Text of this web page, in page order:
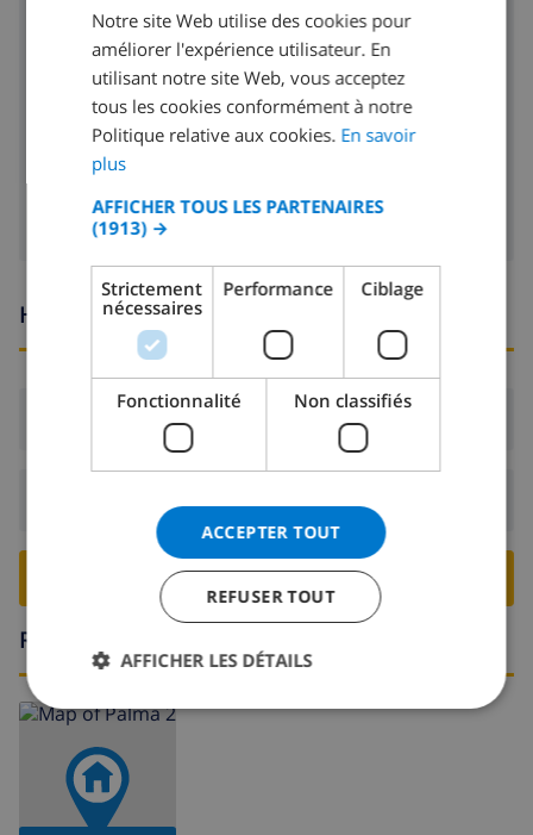
lecteur CD
radio-CD
lecteur DVD
Télévision satellite
Heures d'arrivée et de départ
Arrivée: De 16:00 avant 21:00
Départ:Avant: 10:00
RESERVER CETTE VILLA ›
Région
DUTCH
SPANISH
GERMAN
DANISH
Notre site Web utilise des cookies pour
améliorer l'expérience utilisateur. En
utilisant notre site Web, vous acceptez
tous les cookies conformément à notre
Politique relative aux cookies. En savoir
plus
AFFICHER TOUS LES PARTENAIRES
(1913) →
Strictement
nécessaires
Performance Ciblage
Fonctionnalité Non classifiés
ACCEPTER TOUT
REFUSER TOUT
AFFICHER LES DÉTAILS